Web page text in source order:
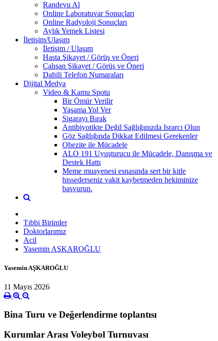
Randevu Al
Online Laboratuvar Sonuçları
Online Radyoloji Sonuçları
Aylık Yemek Listesi
İletişim/Ulaşım
İletişim / Ulaşım
Hasta Şikayet / Görüş ve Öneri
Çalışan Şikayet / Görüş ve Öneri
Dahili Telefon Numaraları
Dijital Medya
Video & Kamu Spotu
Bir Ömür Verilir
Yaşama Yol Ver
Sigarayı Bırak
Antibiyotikte Değil Sağlığınızda Israrcı Olun
Göz Sağlığında Dikkat Edilmesi Gerekenler
Obezite ile Mücadele
ALO 191 Uyuşturucu ile Mücadele, Danışma ve
Destek Hattı
Meme muayenesi esnasında sert bir kitle
hissederseniz vakit kaybetmeden hekiminize
başvurun.
Tıbbi Birimler
Doktorlarımız
Acil
Yasemin AŞKAROĞLU
Yasemin AŞKAROĞLU
11 Mayıs 2026
Bina Turu ve Değerlendirme toplantısı
Kurumlar Arası Voleybol Turnuvası